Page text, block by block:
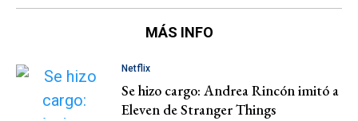
MÁS INFO
Netflix
Se hizo cargo: Andrea Rincón imitó a
Eleven de Stranger Things